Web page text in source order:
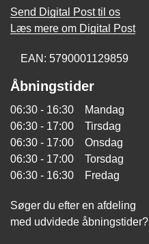
Send Digital Post til os
Læs mere om Digital Post
EAN: 5790001129859
Åbningstider
06:30 - 16:30 Mandag
06:30 - 17:00 Tirsdag
06:30 - 17:00 Onsdag
06:30 - 17:00 Torsdag
06:30 - 16:30 Fredag
Søger du efter en afdeling
med udvidede åbningstider?